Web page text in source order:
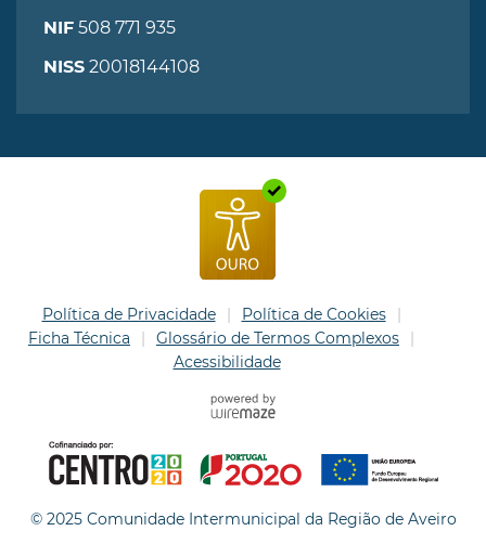
NIF 508 771 935
NISS 20018144108
Política de Privacidade
Política de Cookies
Ficha Técnica
Glossário de Termos Complexos
Acessibilidade
© 2025 Comunidade Intermunicipal da Região de Aveiro